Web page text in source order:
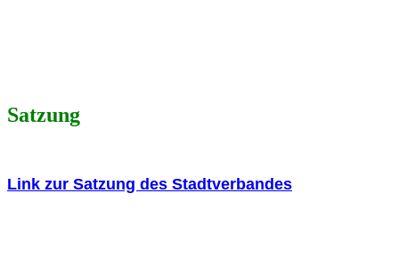
Satzung
Link zur Satzung des Stadtverbandes